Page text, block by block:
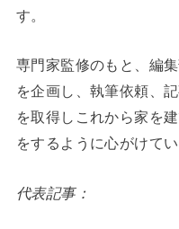
す。
専門家監修のもと、編
を企画し、執筆依頼、
を取得しこれから家を
をするように心がけてい
代表記事：